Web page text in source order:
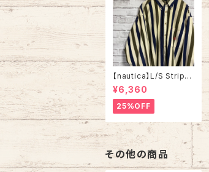
【nautica】L/S Stripe
Corduroy Shirt L 90
s ノーティカ ストライプ
コーデュロイ シャツ ボ
タンダウン 長袖 ワンポ
イントロゴ 刺繍ロゴ 旧
タグ USA アメリカ 古着
¥6,360
25%OFF
その他の商品